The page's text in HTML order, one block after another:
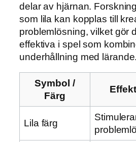
delar av hjärnan.
som lila kan kopplas till
problemlösning, vilket gör
effektiva i spel som
underhållning med lärande.
Symbol /
Färg
Lila färg